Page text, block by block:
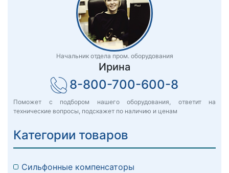
Начальник отдела пром. оборудования
Ирина
8-800-700-600-8
Поможет с подбором нашего оборудования, ответит на
технические вопросы, подскажет по наличию и ценам
Категории товаров
Сильфонные компенсаторы